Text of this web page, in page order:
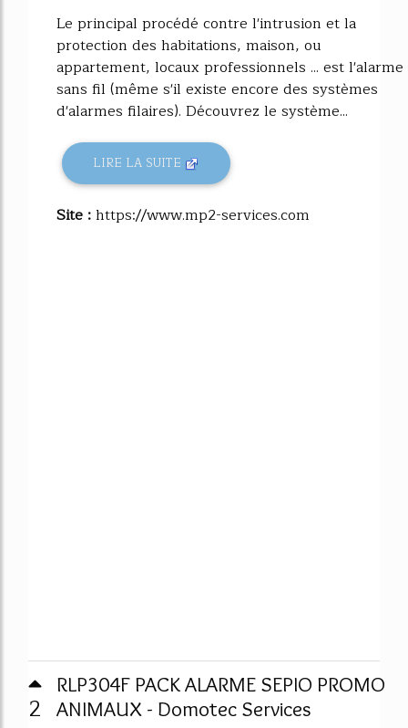
Le principal procédé contre l'intrusion et la
protection des habitations, maison, ou
appartement, locaux professionnels ... est l'alarme
sans fil (même s'il existe encore des systèmes
d'alarmes filaires). Découvrez le système...
LIRE LA SUITE
Site :https://www.mp2-services.com
2
RLP304F PACK ALARME SEPIO PROMO
ANIMAUX - Domotec Services